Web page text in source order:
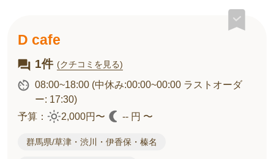
D cafe
1件 (クチコミを見る)
08:00~18:00 (中休み:00:00~00:00 ラストオーダ
ー: 17:30)
予算：
2,000円〜 -- 円 〜
群馬県/草津・渋川・伊香保・榛名